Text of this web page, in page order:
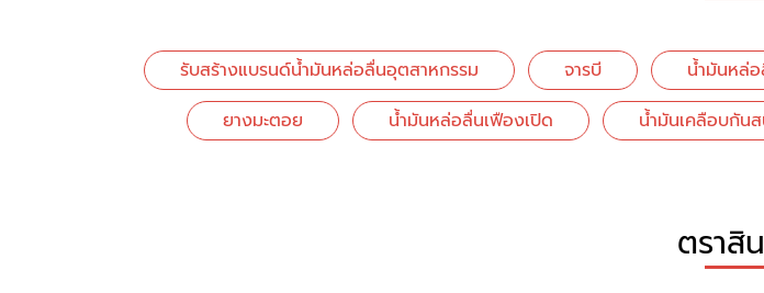
รับสร้างแบรนด์น้ำมันหล่อลื่นอุตสาหกรรม จารบี น้ำมันหล่
ยางมะตอย
น้ำมันหล่อลื่นเฟืองเปิด น้ำมันเคลือบกัน
ตราสิ